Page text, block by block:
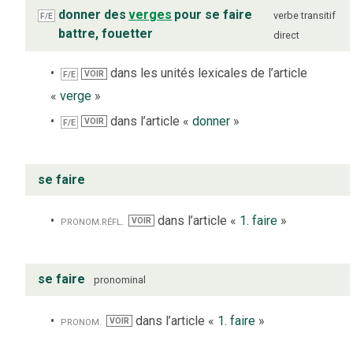
F/E donner des verges pour se faire
battre, fouetter
verbe transitif
direct
F/E VOIR
dans les unités lexicales de l’article
« verge »
F/E VOIR dans l’article «donner »
se faire
pronom. réfl. VOIR dans l’article « 1. faire»
se faire pronominal
pronom. VOIR dans l’article « 1. faire»